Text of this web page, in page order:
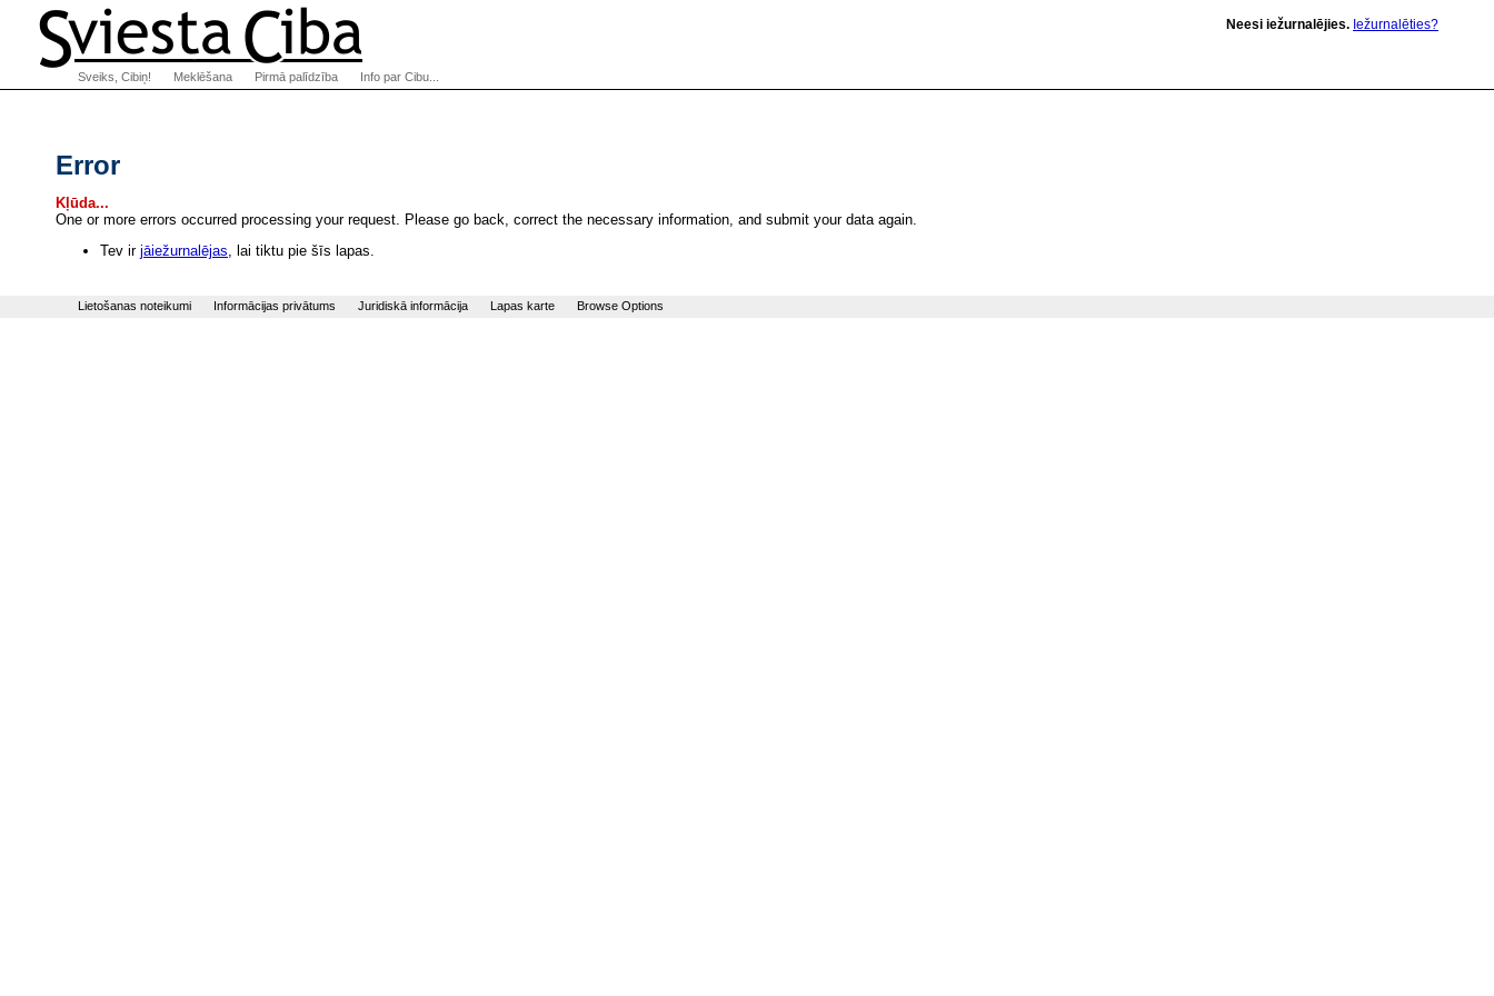
Error
Kļūda...
One or more errors occurred processing your request. Please go back, correct the necessary information, and submit your data again.
Tev ir jāiežurnalējas, lai tiktu pie šīs lapas.
Neesi iežurnalējies. Iežurnalēties?
Sveiks, Cibiņ! Meklēšana Pirmā palīdzība Info par Cibu...
Lietošanas noteikumi Informācijas privātums Juridiskā informācija Lapas karte Browse Options